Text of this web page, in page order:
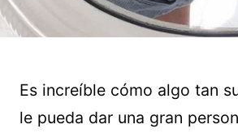
Es increíble cómo algo tan
le pueda dar una gran